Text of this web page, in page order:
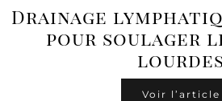
Drainage
pour soulager
lourdes
Voir l’article